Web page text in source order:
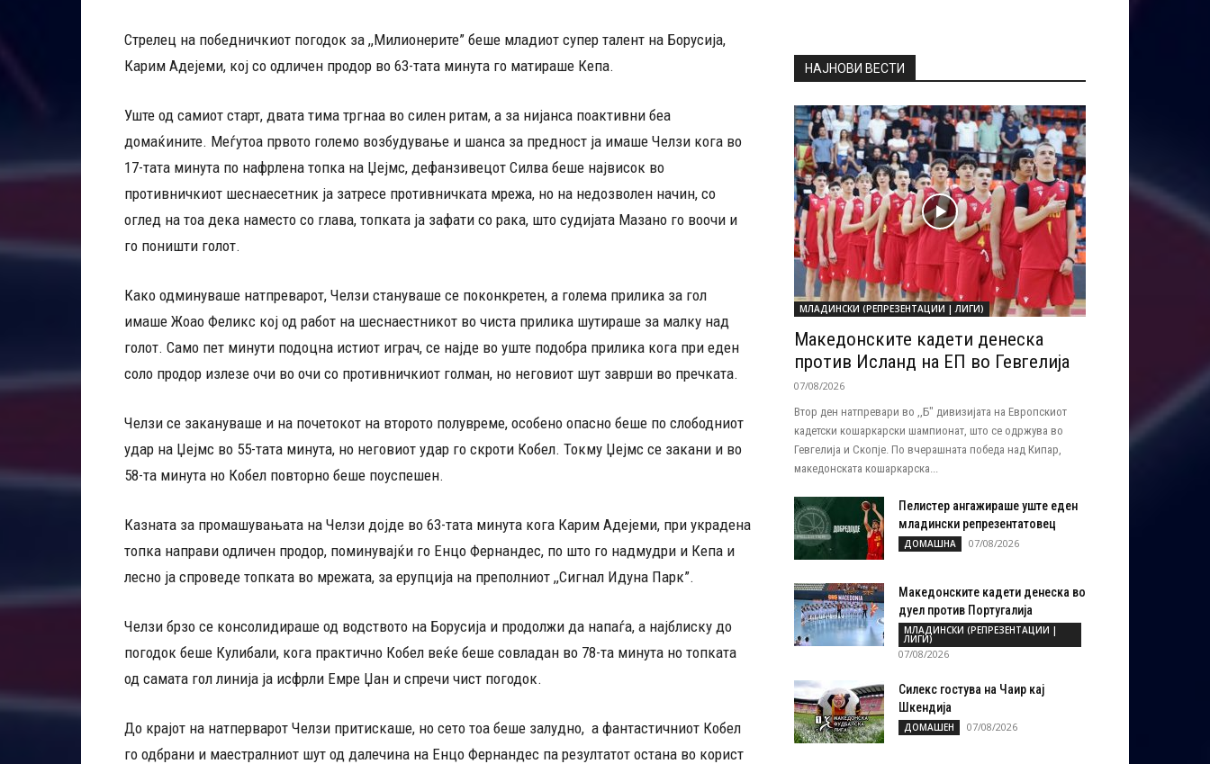
Стрелец на победничкиот погодок за ,,Милионерите” беше младиот супер талент на Борусија,
Карим Адејеми, кој со одличен продор во 63-тата минута го матираше Кепа.
Уште од самиот старт, двата тима тргнаа во силен ритам, а за нијанса поактивни беа
домаќините. Меѓутоа првото големо возбудување и шанса за предност ја имаше Челзи кога во
17-тата минута по нафрлена топка на Џејмс, дефанзивецот Силва беше највисок во
противничкиот шеснаесетник ја затресе противничката мрежа, но на недозволен начин, со
оглед на тоа дека наместо со глава, топката ја зафати со рака, што судијата Мазано го воочи и
го поништи голот.
Како одминуваше натпреварот, Челзи стануваше се поконкретен, а голема прилика за гол
имаше Жоао Феликс кој од работ на шеснаестникот во чиста прилика шутираше за малку над
голот. Само пет минути подоцна истиот играч, се најде во уште подобра прилика кога при еден
соло продор излезе очи во очи со противничкиот голман, но неговиот шут заврши во пречката.
Челзи се закануваше и на почетокот на второто полувреме, особено опасно беше по слободниот
удар на Џејмс во 55-тата минута, но неговиот удар го скроти Кобел. Токму Џејмс се закани и во
58-та минута но Кобел повторно беше поуспешен.
Казната за промашувањата на Челзи дојде во 63-тата минута кога Карим Адејеми, при украдена
топка направи одличен продор, поминувајќи го Енцо Фернандес, по што го надмудри и Кепа и
лесно ја спроведе топката во мрежата, за ерупција на преполниот ,,Сигнал Идуна Парк”.
Челзи брзо се консолидираше од водството на Борусија и продолжи да напаѓа, а најблиску до
погодок беше Кулибали, кога практично Кобел веќе беше совладан во 78-та минута но топката
од самата гол линија ја исфрли Емре Џан и спречи чист погодок.
До крајот на натперварот Челзи притискаше, но сето тоа беше залудно, а фантастичниот Кобел
го одбрани и маестралниот шут од далечина на Енцо Фернандес па резултатот остана во корист
НАЈНОВИ ВЕСТИ
МЛАДИНСКИ (РЕПРЕЗЕНТАЦИИ | ЛИГИ)
Македонските кадети денеска
против Исланд на ЕП во Гевгелија
07/08/2026
Втор ден натпревари во ,,Б" дивизијата на Европскиот
кадетски кошаркарски шампионат, што се одржува во
Гевгелија и Скопје. По вчерашната победа над Кипар,
македонската кошаркарска...
Пелистер ангажираше уште еден
младински репрезентатовец
ДОМАШНА 07/08/2026
Македонските кадети денеска во
дуел против Португалија
МЛАДИНСКИ (РЕПРЕЗЕНТАЦИИ |
ЛИГИ)
07/08/2026
Силекс гостува на Чаир кај
Шкендија
ДОМАШЕН 07/08/2026